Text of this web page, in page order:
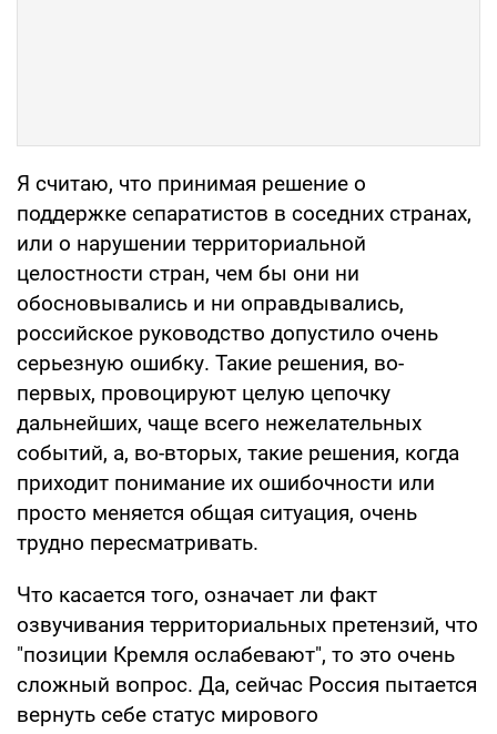
Я считаю, что принимая решение о
поддержке сепаратистов в соседних странах,
или о нарушении территориальной
целостности стран, чем бы они ни
обосновывались и ни оправдывались,
российское руководство допустило очень
серьезную ошибку. Такие решения, во-
первых, провоцируют целую цепочку
дальнейших, чаще всего нежелательных
событий, а, во-вторых, такие решения, когда
приходит понимание их ошибочности или
просто меняется общая ситуация, очень
трудно пересматривать.
Что касается того, означает ли факт
озвучивания территориальных претензий, что
"позиции Кремля ослабевают", то это очень
сложный вопрос. Да, сейчас Россия пытается
вернуть себе статус мирового